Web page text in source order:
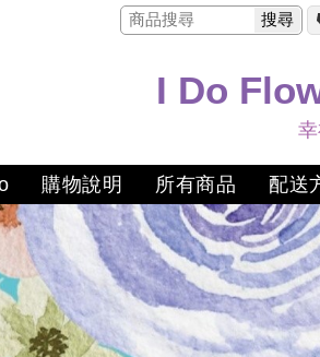
搜尋
I Do
購物說明 所有商品 配送